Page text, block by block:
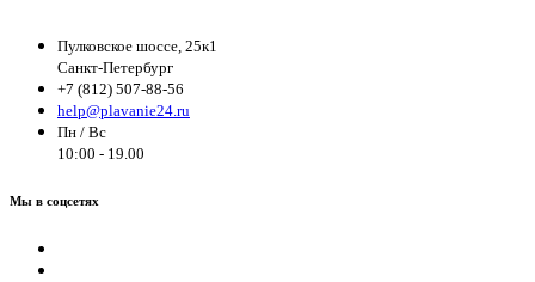
Пулковское шоссе, 25к1
Санкт-Петербург
+7 (812) 507-88-56
help@plavanie24.ru
Пн / Вс
10:00 - 19.00
Мы в соцсетях